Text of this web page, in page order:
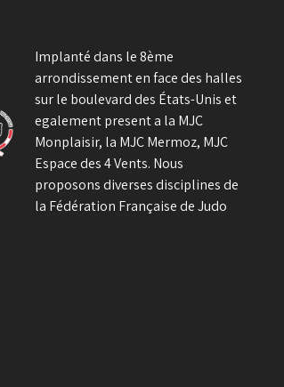
sur
la
page
du
produit
Implanté dans le 8ème
arrondissement en face des halles
sur le boulevard des États-Unis et
egalement present a la MJC
Monplaisir, la MJC Mermoz, MJC
Espace des 4 Vents. Nous
proposons diverses disciplines de
la Fédération Française de Judo